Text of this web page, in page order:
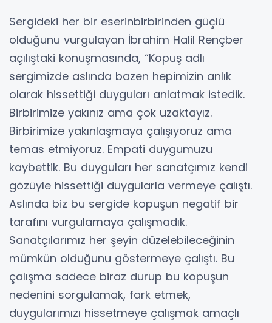
Sergideki her bir eserinbirbirinden güçlü
olduğunu vurgulayan İbrahim Halil Rençber
açılıştaki konuşmasında, “Kopuş adlı
sergimizde aslında bazen hepimizin anlık
olarak hissettiği duyguları anlatmak istedik.
Birbirimize yakınız ama çok uzaktayız.
Birbirimize yakınlaşmaya çalışıyoruz ama
temas etmiyoruz. Empati duygumuzu
kaybettik. Bu duyguları her sanatçımız kendi
gözüyle hissettiği duygularla vermeye çalıştı.
Aslında biz bu sergide kopuşun negatif bir
tarafını vurgulamaya çalışmadık.
Sanatçılarımız her şeyin düzelebileceğinin
mümkün olduğunu göstermeye çalıştı. Bu
çalışma sadece biraz durup bu kopuşun
nedenini sorgulamak, fark etmek,
duygularımızı hissetmeye çalışmak amaçlı